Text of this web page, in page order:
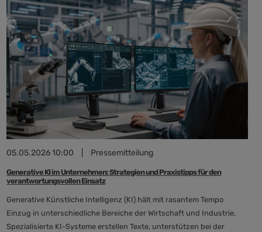
mehr
Bildung
und
klare
Regeln
05.05.2026 10:00 Pressemitteilung
Generative KI im Unternehmen: Strategien und Praxistipps für den
verantwortungsvollen Einsatz
Generative Künstliche Intelligenz (KI) hält mit rasantem Tempo
Einzug in unterschiedliche Bereiche der Wirtschaft und Industrie.
Spezialisierte KI-Systeme erstellen Texte, unterstützen bei der